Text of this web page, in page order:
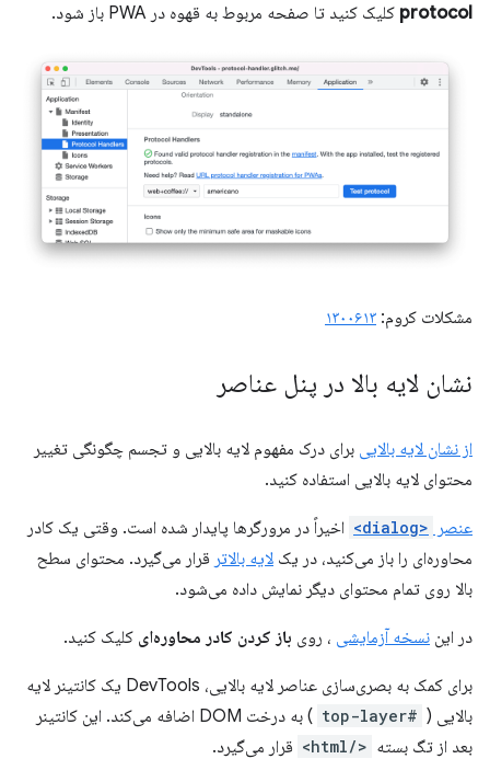
protocol کلیک کنید تا صفحه مربوط به قهوه در PWA باز شود.
مشکلات کروم: ۱۳۰۰۶۱۳
نشان لایه بالا در پنل عناصر
از نشان لایه بالایی برای درک مفهوم لایه بالایی و تجسم چگونگی تغییر
محتوای لایه بالایی استفاده کنید.
عنصر <dialog>
اخیراً در مرورگرها پایدار شده است. وقتی یک کادر
محاوره‌ای را باز می‌کنید، در یک لایه بالاتر قرار می‌گیرد. محتوای سطح
بالا روی تمام محتوای دیگر نمایش داده می‌شود.
در این نسخه آزمایشی ، روی باز کردن کادر محاوره‌ای کلیک کنید.
برای کمک به بصری‌سازی عناصر لایه بالایی، DevTools یک کانتینر لایه
بالایی ( #top-layer
) به درخت DOM اضافه می‌کند. این کانتینر
بعد از تگ بسته </html> قرار می‌گیرد.